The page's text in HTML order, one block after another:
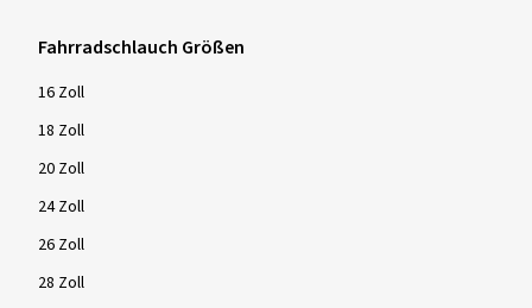
Fahrradschlauch Größen
16 Zoll
18 Zoll
20 Zoll
24 Zoll
26 Zoll
28 Zoll